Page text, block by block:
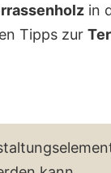
in
Tipps zur